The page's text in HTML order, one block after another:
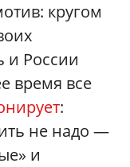
кругом
и России
время все
:
не надо —
и